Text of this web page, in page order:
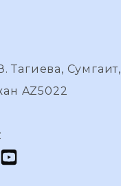
Тагиева, Сумгаит,
AZ5022